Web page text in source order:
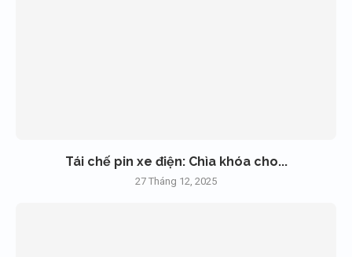
Tái chế pin xe điện: Chìa khóa cho...
27 Tháng 12, 2025